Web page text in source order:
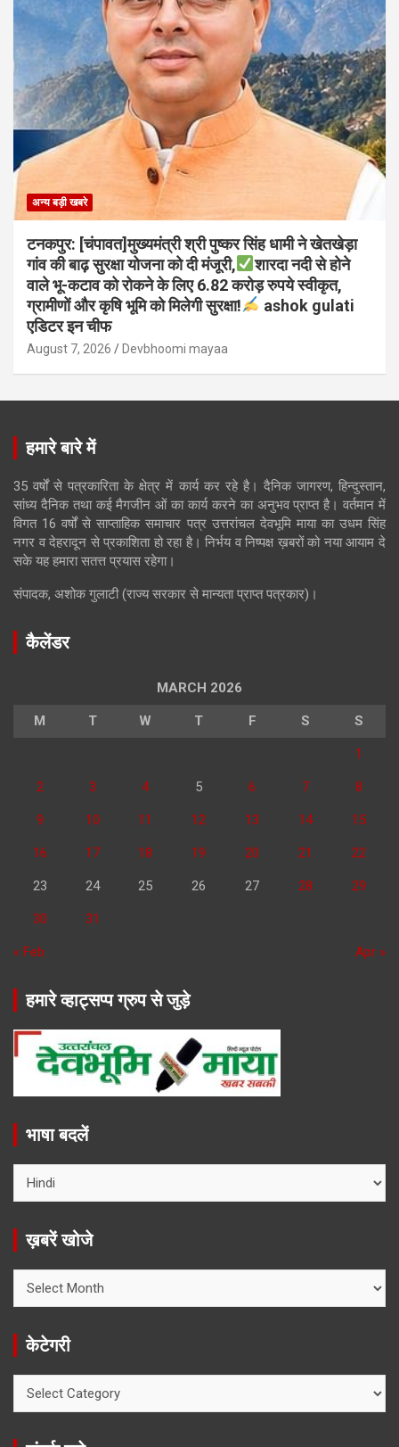
अन्य बड़ी खबरे
टनकपुर: [चंपावत]मुख्यमंत्री श्री पुष्कर सिंह धामी ने खेतखेड़ा
गांव की बाढ़ सुरक्षा योजना को दी मंजूरी,
शारदा नदी से होने
वाले भू-कटाव को रोकने के लिए 6.82 करोड़ रुपये स्वीकृत,
ग्रामीणों और कृषि भूमि को मिलेगी सुरक्षा!
ashok gulati
एडिटर इन चीफ
August 7, 2026 Devbhoomi mayaa
हमारे बारे में
35 वर्षों से पत्रकारिता के क्षेत्र में कार्य कर रहे है। दैनिक जागरण, हिन्दुस्तान,
सांध्य दैनिक तथा कई मैगजीन ओं का कार्य करने का अनुभव प्राप्त है। वर्तमान में
विगत 16 वर्षों से साप्ताहिक समाचार पत्र उत्तरांचल देवभूमि माया का उधम सिंह
नगर व देहरादून से प्रकाशिता हो रहा है। निर्भय व निष्पक्ष ख़बरों को नया आयाम दे
सके यह हमारा सतत्त प्रयास रहेगा।
संपादक, अशोक गुलाटी (राज्य सरकार से मान्यता प्राप्त पत्रकार)।
कैलेंडर
MARCH 2026
M T W T F S S
1
2 3 4 5 6 7 8
9 10 11 12 13 14 15
16 17 18 19 20 21 22
23 24 25 26 27 28 29
30 31
« Feb Apr »
हमारे व्हाट्सप्प ग्रुप से जुड़े
भाषा बदलें
ख़बरें खोजे
खोजे
केटेगरी